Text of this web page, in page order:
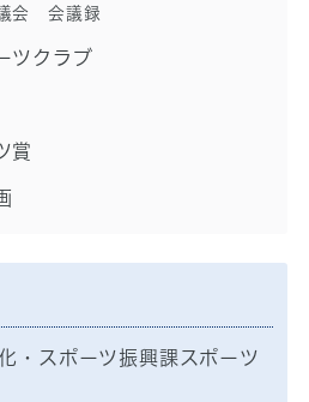
会 会議録
ツクラブ
賞
・スポーツ振興課スポーツ